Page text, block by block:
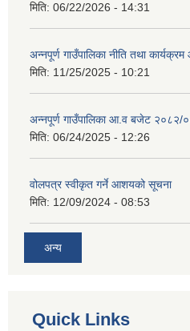
मिति: 06/22/2026 - 14:31
अन्नपूर्ण गाउँपालिका नीति तथा
मिति: 11/25/2025 - 10:21
अन्नपूर्ण गाउँपालिका आ.व बजेट २०८२/
मिति: 06/24/2025 - 12:26
वोलपत्र स्वीकृत गर्ने आशयको सूचना
मिति: 12/09/2024 - 08:53
अन्य
Quick Links